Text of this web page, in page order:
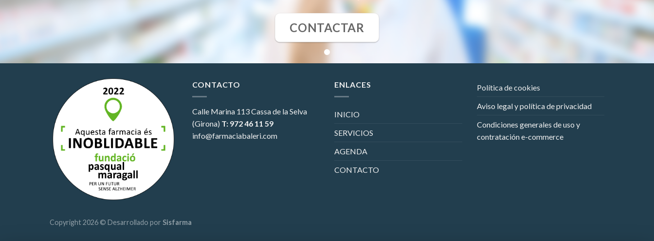
CONTACTAR
CONTACTO
Calle Marina 113Cassa de la Selva
(Girona) T: 972 46 11 59
info@farmaciabaleri.com
ENLACES
INICIO
SERVICIOS
AGENDA
CONTACTO
Política de cookies
Aviso legal y política de privacidad
Condiciones generales de uso y
contratación e-commerce
Copyright 2026 © Desarrollado por Sisfarma